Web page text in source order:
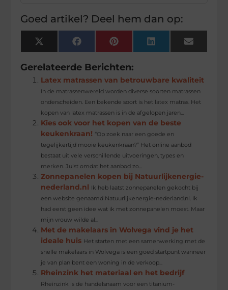
Goed artikel? Deel hem dan op:
X
(Twitter)
FacebookPinterest LinkedIn Email
Gerelateerde Berichten:
Latex matrassen van betrouwbare kwaliteit
In de matrassenwereld worden diverse soorten matrassen
onderscheiden. Een bekende soort is het latex matras. Het
kopen van latex matrassen is in de afgelopen jaren...
Kies ook voor het kopen van de beste
keukenkraan! “Op zoek naar een goede en
tegelijkertijd mooie keukenkraan?” Het online aanbod
bestaat uit vele verschillende uitvoeringen, types en
merken. Juist omdat het aanbod zo...
Zonnepanelen kopen bij Natuurlijkenergie-
nederland.nl Ik heb laatst zonnepanelen gekocht bij
een website genaamd Natuurlijkenergie-nederland.nl. Ik
had eerst geen idee wat ik met zonnepanelen moest. Maar
mijn vrouw wilde al...
Met de makelaars in Wolvega vind je het
ideale huis Het starten met een samenwerking met de
snelle makelaars in Wolvega is een goed startpunt wanneer
je van plan bent een woning in de verkoop...
Rheinzink het materiaal en het bedrijf
Rheinzink is de handelsnaam voor een titanium-